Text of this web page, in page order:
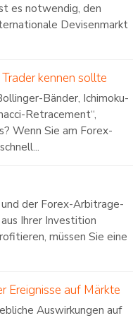
es notwendig, den
Devisenmarkt
kennen sollte
Bänder, Ichimoku-
Retracement“,
Wenn Sie am Forex-
der Forex-Arbitrage-
Ihrer Investition
müssen Sie eine
Ereignisse auf Märkte
Auswirkungen auf